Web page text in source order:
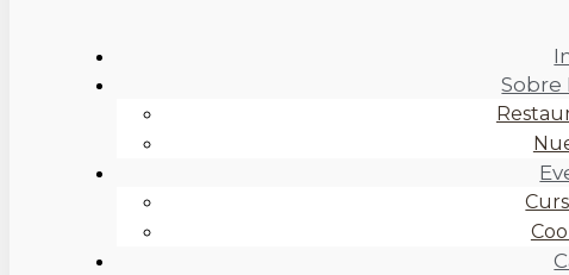
Sobre